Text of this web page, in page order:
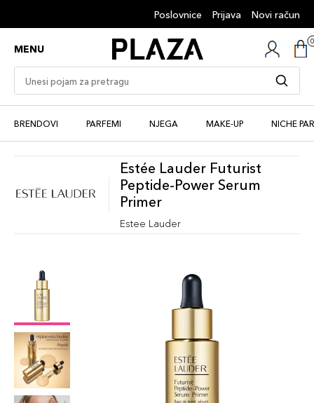
Poslovnice Prijava Novi račun
MENU
BRENDOVI PARFEMI NJEGA MAKE-UP NICHE
Estée Lauder Futurist
Peptide-Power Serum
Primer
Estee Lauder